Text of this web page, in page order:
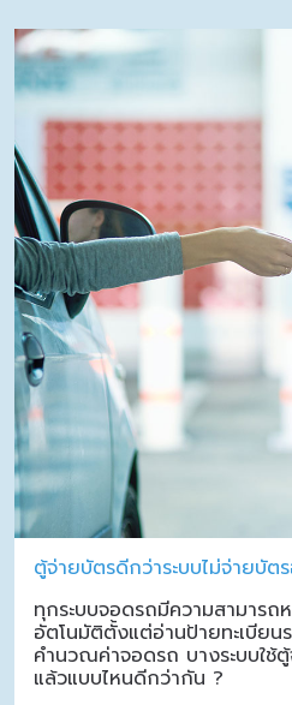
ตู้จ่ายบัตรดีกว่าระบบไม่จ่ายบัต
ทุกระบบจอดรถมีความสามาร
อัตโนมัติตั้งแต่อ่านป้ายทะเบียน
คำนวณค่าจอดรถ บางระบบใช้
แล้วแบบไหนดีกว่ากัน ?